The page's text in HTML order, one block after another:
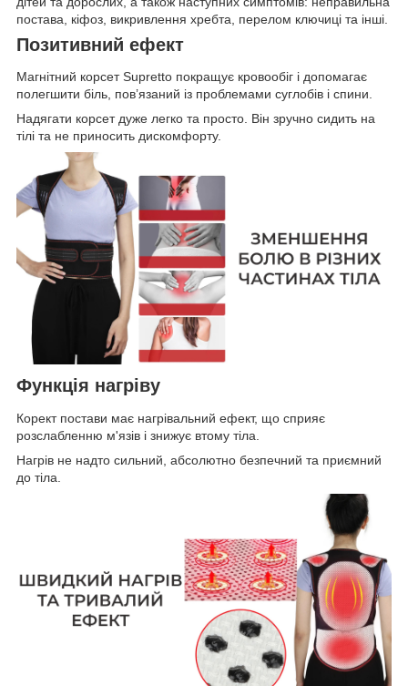
постава, кіфоз, викривлення хребта, перелом ключиці та інші.
Позитивний ефект
Магнітний корсет Supretto покращує кровообіг і допомагає
полегшити біль, пов’язаний із проблемами суглобів і спини.
Надягати корсет дуже легко та просто. Він зручно сидить на
тілі та не приносить дискомфорту.
Функція нагріву
Корект постави має нагрівальний ефект, що сприяє
розслабленню м'язів і знижує втому тіла.
Нагрів не надто сильний, абсолютно безпечний та приємний
до тіла.